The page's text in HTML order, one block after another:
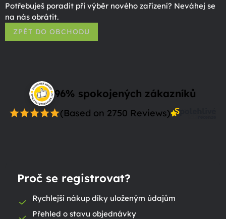
Potřebuješ poradit při výběr nového zařízení? Neváhej se
na nás obrátit.
ZPĚT DO OBCHODU
96% spokojených zákazníků
(Based on 2750 Reviews)
Proč se registrovat?
Rychlejší nákup díky uloženým údajům
Přehled o stavu objednávky